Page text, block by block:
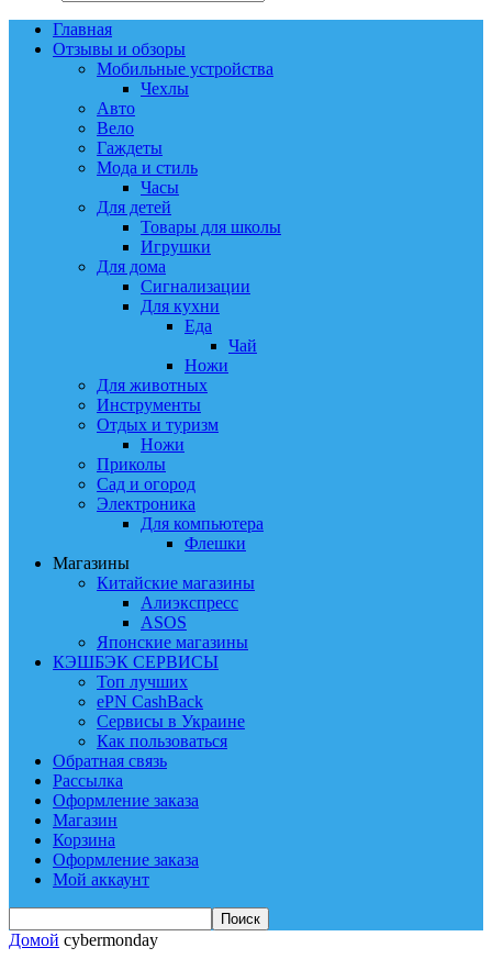
Главная
Отзывы и обзоры
Мобильные устройства
Чехлы
Авто
Вело
Гаждеты
Мода и стиль
Часы
Для детей
Товары для школы
Игрушки
Для дома
Сигнализации
Для кухни
Еда
Чай
Ножи
Для животных
Инструменты
Отдых и туризм
Ножи
Приколы
Сад и огород
Электроника
Для компьютера
Флешки
Магазины
Китайские магазины
Алиэкспресс
ASOS
Японские магазины
КЭШБЭК СЕРВИСЫ
Топ лучших
ePN CashBack
Сервисы в Украине
Как пользоваться
Обратная связь
Рассылка
Оформление заказа
Магазин
Корзина
Оформление заказа
Мой аккаунт
Домой cybermonday